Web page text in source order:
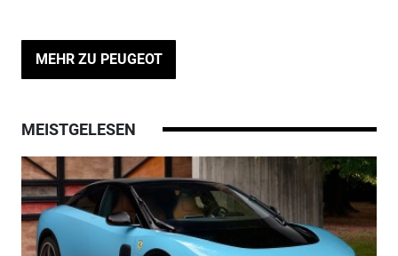
MEHR ZU PEUGEOT
MEISTGELESEN